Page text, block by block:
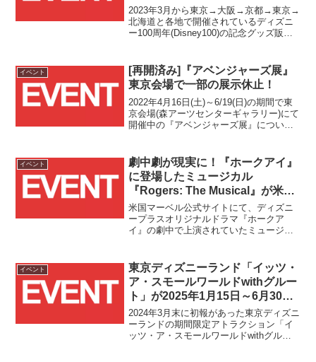
2023/10/25(水)～11/5(日)の12日
間開催！！
2023年3月から東京→大阪→京都→東京→
北海道と各地で開催されているディズニ
ー100周年(Disney100)の記念グッズ販売
イベント
[再開済み]『アベンジャーズ展』
東京会場で一部の展示休止！
2022年4月16日(土)～6/19(日)の期間で東
京会場(森アーツセンターギャラリー)にて
開催中の『アベンジャーズ展』につい
りました。
イベント
劇中劇が現実に！『ホークアイ』
に登場したミュージカル
『Rogers: The Musical』が米カ
リフォルニア ディズニーラン
ド・リゾートにて期間限定で上
演！！
米国マーベル公式サイトにて、ディズニ
ープラスオリジナルドラマ『ホークア
イ』の劇中で上演されていたミュージカ
期間限定上演に関する発表がありまし
た！！
イベント
東京ディズニーランド「イッツ・
ア・スモールワールドwithグルー
ト」が2025年1月15日～6月30日
の期間限定で登場！！
2024年3月末に初報があった東京ディズニ
ーランドの期間限定アトラクション「イ
ッツ・ア・スモールワールドwithグルー